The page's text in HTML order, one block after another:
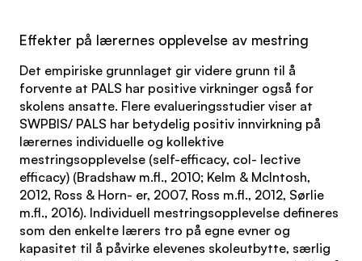
Effekter på lærernes opplevelse av mestring
Det empiriske grunnlaget gir videre grunn til å
forvente at PALS har positive virkninger også for
skolens ansatte. Flere evalueringsstudier viser at
SWPBIS/ PALS har betydelig positiv innvirkning på
lærernes individuelle og kollektive
mestringsopplevelse (self-efficacy, col- lective
efficacy) (Bradshaw m.fl., 2010; Kelm & McIntosh,
2012, Ross & Horn- er, 2007, Ross m.fl., 2012, Sørlie
m.fl., 2016). Individuell mestringsopplevelse defineres
som den enkelte lærers tro på egne evner og
kapasitet til å påvirke elevenes skoleutbytte, særlig